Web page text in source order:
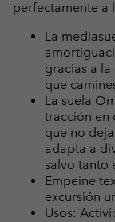
perfectamente a
La
gracias a
que
La suela
tracción en
que no
adapta a
salvo tanto
Empeine
excursión
Usos: